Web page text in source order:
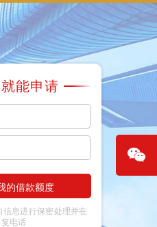
能申请
的借款额度
息进行保密处理并在
电话